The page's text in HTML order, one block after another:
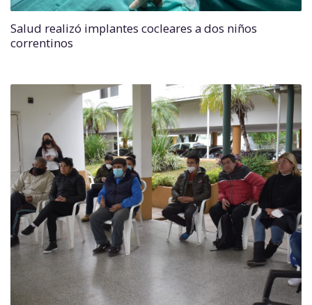
Salud realizó implantes cocleares a dos niños
correntinos